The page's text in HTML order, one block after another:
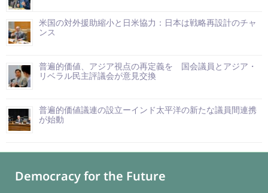
米国の対外援助縮小と日米協力：日本は戦略再設計のチャ
ンス
普遍的価値、アジア視点の再定義を 国会議員とアジア・
リベラル民主評議会が意見交換
普遍的価値議連の設立ーインド太平洋の新たな議員間連携
が始動
Democracy for the Future